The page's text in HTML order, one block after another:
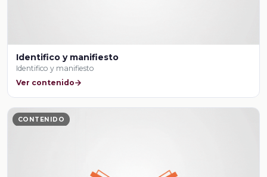
Identifico y manifiesto
Identifico y manifiesto
Ver contenido
CONTENIDO